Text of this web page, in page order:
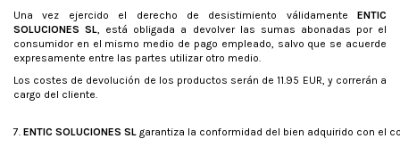
Una vez ejercido el derecho de desistimiento válidamente ENTIC
SOLUCIONES SL , está obligada a devolver las sumas abonadas por el
consumidor en el mismo medio de pago empleado, salvo que se acuerde
expresamente entre las partes utilizar otro medio.
Los costes de devolución de los productos serán de 11.95 EUR, y correrán a
cargo del cliente.
7. ENTIC SOLUCIONES SL garantiza la conformidad del bien adquirido con el